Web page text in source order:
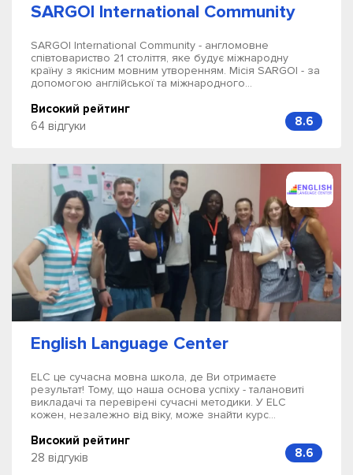
SARGOI International Community
SARGOI International Community - англомовне
співтовариство 21 століття, яке будує міжнародну
країну з якісним мовним утворенням. Місія SARGOI - за
допомогою англійської та міжнародного...
Високий рейтинг
64 відгуки
8.6
English Language Center
ELC це сучасна мовна школа, де Ви отримаєте
результат! Тому, що наша основа успіху - талановиті
викладачі та перевірені сучасні методики. У ELC
кожен, незалежно від віку, може знайти курс...
Високий рейтинг
28 відгуків
8.6